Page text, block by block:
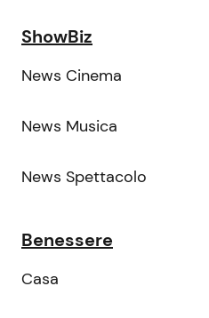
ShowBiz
News Cinema
News Musica
News Spettacolo
Benessere
Casa